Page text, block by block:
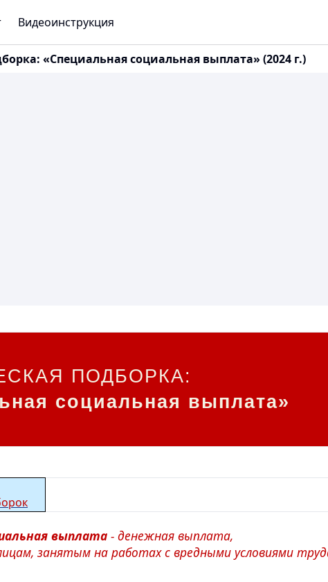
Видеоинструкция
«Специальная социальная выплата» (2024 г.)
ПОДБОРКА:
социальная выплата»
выплата - денежная выплата,
занятым на работах с вредными условиями